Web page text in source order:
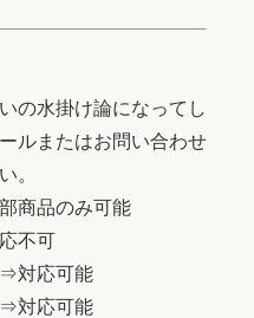
の水掛け論になってし
ルまたはお問い合わせ
。
商品のみ可能
不可
⇒対応可能
⇒対応可能